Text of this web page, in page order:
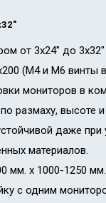
от 3x24" до 3x32"
(M4 и M6 винты
мониторов в
размаху, высоте и
даже при
материалов.
мм. x 1000-1250 мм.
с одним